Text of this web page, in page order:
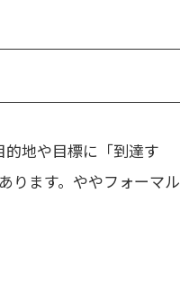
地や目標に「到達す
ります。ややフォーマル